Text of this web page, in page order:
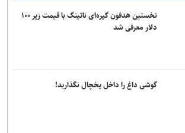
نخستین هدفون گیره‌ای ناتینگ با قیمت زیر ۱۰۰
دلار معرفی شد